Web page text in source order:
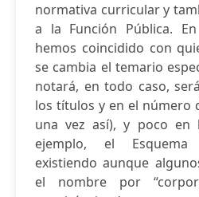
normativa curricular y
a la Función Pública.
hemos coincidido con
se cambia el temario
notará, en todo caso,
los títulos y en el número
una vez así), y poco en
ejemplo, el Esquema
existiendo aunque
el nombre por